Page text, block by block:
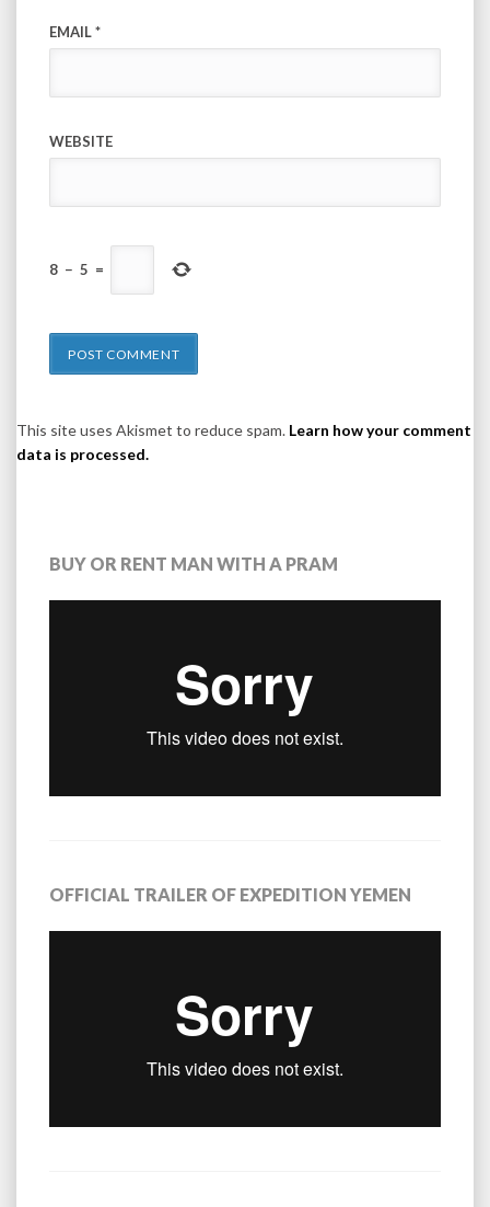
EMAIL*
WEBSITE
8 − 5 =
This site uses Akismet to reduce spam. Learn how your comment
data is processed.
BUY OR RENT MAN WITH A PRAM
OFFICIAL TRAILER OF EXPEDITION YEMEN